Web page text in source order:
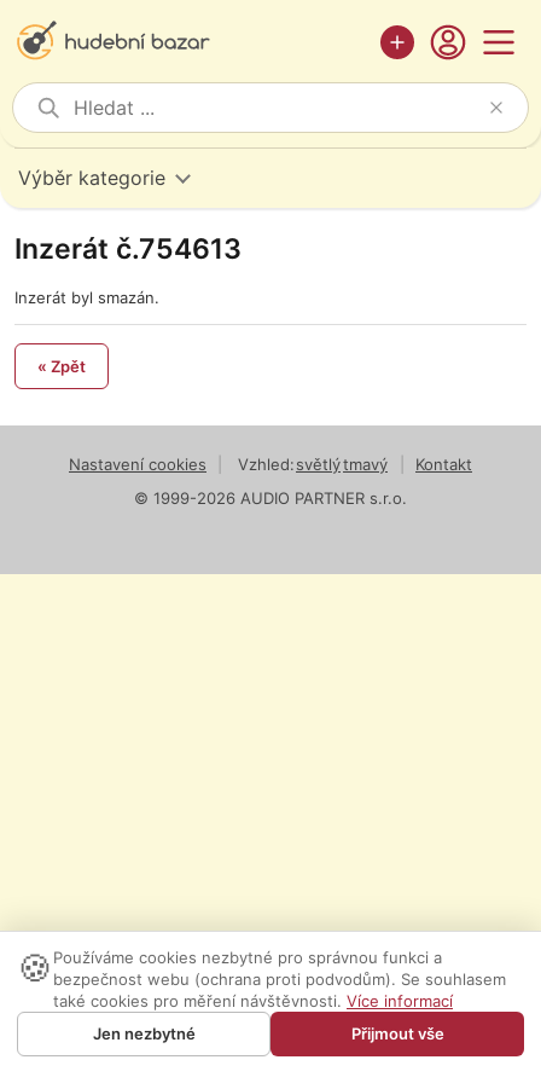
Výběr kategorie
Inzerát č.754613
Inzerát byl smazán.
« Zpět
Nastavení cookies Vzhled:světlýtmavý
Kontakt
© 1999-2026 AUDIO PARTNER s.r.o.
🍪 Používáme cookies nezbytné pro správnou funkci a
bezpečnost webu (ochrana proti podvodům). Se souhlasem
také cookies pro měření návštěvnosti. Více informací
Jen nezbytné
Přijmout vše